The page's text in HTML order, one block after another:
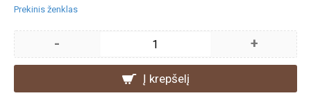
Prekinis ženklas
- +
Į krepšelį